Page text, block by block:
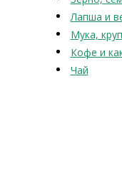
Лапша и
Мука,
Кофе и
Чай